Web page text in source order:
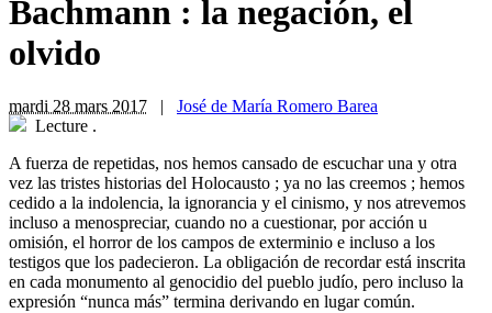
Bachmann : la negación, el
olvido
mardi 28 mars 2017 | José de María Romero Barea
Lecture .
A fuerza de repetidas, nos hemos cansado de escuchar una y otra
vez las tristes historias del Holocausto ; ya no las creemos ; hemos
cedido a la indolencia, la ignorancia y el cinismo, y nos atrevemos
incluso a menospreciar, cuando no a cuestionar, por acción u
omisión, el horror de los campos de exterminio e incluso a los
testigos que los padecieron. La obligación de recordar está inscrita
en cada monumento al genocidio del pueblo judío, pero incluso la
expresión “nunca más” termina derivando en lugar común.